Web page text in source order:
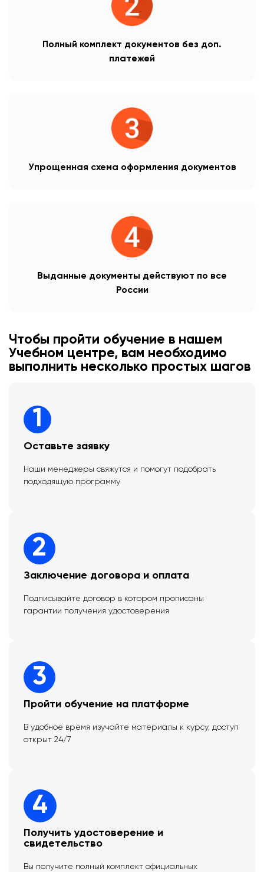
Полный комплект документов без доп.
платежей
Упрощенная схема оформления документов
Выданные документы действуют по все
России
Чтобы пройти обучение в нашем
Учебном центре, вам необходимо
выполнить несколько простых шагов
1
Оставьте заявку
Наши менеджеры свяжутся и помогут подобрать
подходящую программу
2
Заключение договора и оплата
Подписывайте договор в котором прописаны
гарантии получения удостоверения
3
Пройти обучение на платформе
В удобное время изучайте материалы к курсу, доступ
открыт 24/7
4
Получить удостоверение и
свидетельство
Вы получите полный комплект официальных